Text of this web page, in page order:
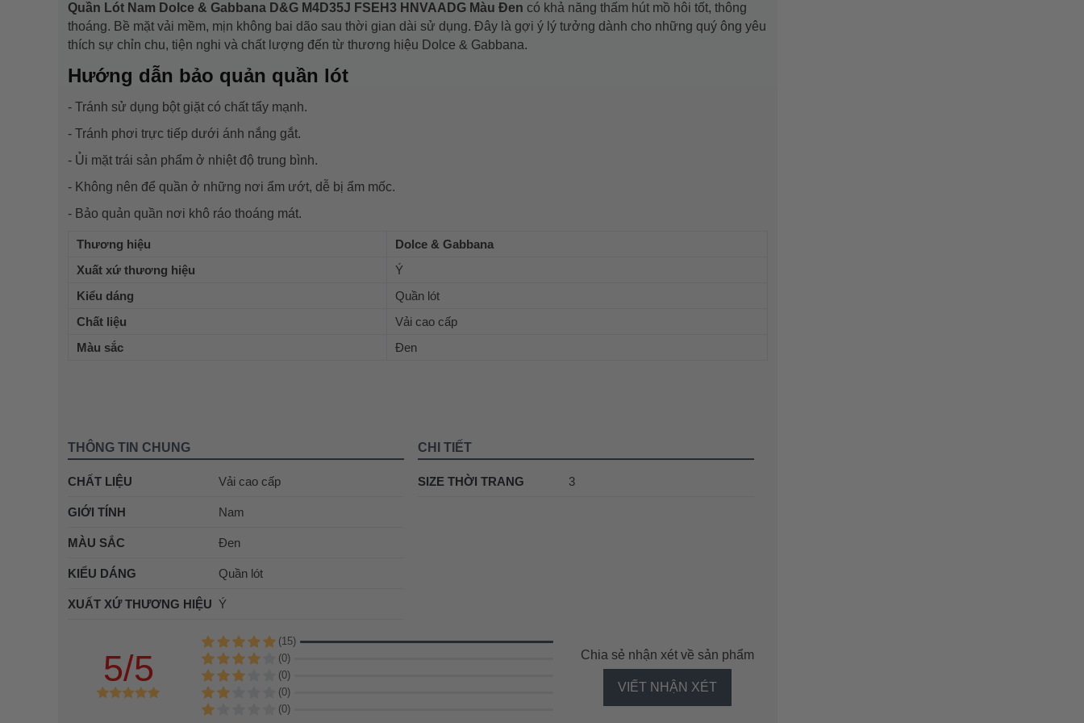
Quần Lót Nam Dolce & Gabbana D&G M4D35J FSEH3 HNVAADG Màu Đen có khả năng thấm hút mồ hôi tốt, thông
thoáng. Bề mặt vải mềm, mịn không bai dão sau thời gian dài sử dụng. Đây là gợi ý lý tưởng dành cho những quý ông yêu
thích sự chỉn chu, tiện nghi và chất lượng đến từ thương hiệu Dolce & Gabbana.
Hướng dẫn bảo quản quần lót
- Tránh sử dụng bột giặt có chất tẩy mạnh.
- Tránh phơi trực tiếp dưới ánh nắng gắt.
- Ủi mặt trái sản phẩm ở nhiệt độ trung bình.
- Không nên để quần ở những nơi ẩm ướt, dễ bị ẩm mốc.
- Bảo quản quần nơi khô ráo thoáng mát.
Thương hiệu
Dolce & Gabbana
Xuất xứ thương hiệu
Ý
Kiểu dáng
Quần lót
Chất liệu
Vải cao cấp
Màu sắc
Đen
THÔNG TIN CHUNG
CHẤT LIỆU Vải cao cấp
GIỚI TÍNH Nam
MÀU SẮC Đen
KIỂU DÁNG Quần lót
XUẤT XỨ THƯƠNG HIỆU Ý
CHI TIẾT
SIZE THỜI TRANG 3
5/5
(15)
(0)
(0)
(0)
(0)
Chia sẻ nhận xét về sản phẩm
VIẾT NHẬN XÉT